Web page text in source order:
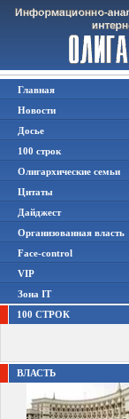
Главная
Новости
Досье
100 строк
Олигархические семьи
Цитаты
Дайджест
Организованная власть
Face-control
VIP
Зона IT
100 СТРОК
ВЛАСТЬ